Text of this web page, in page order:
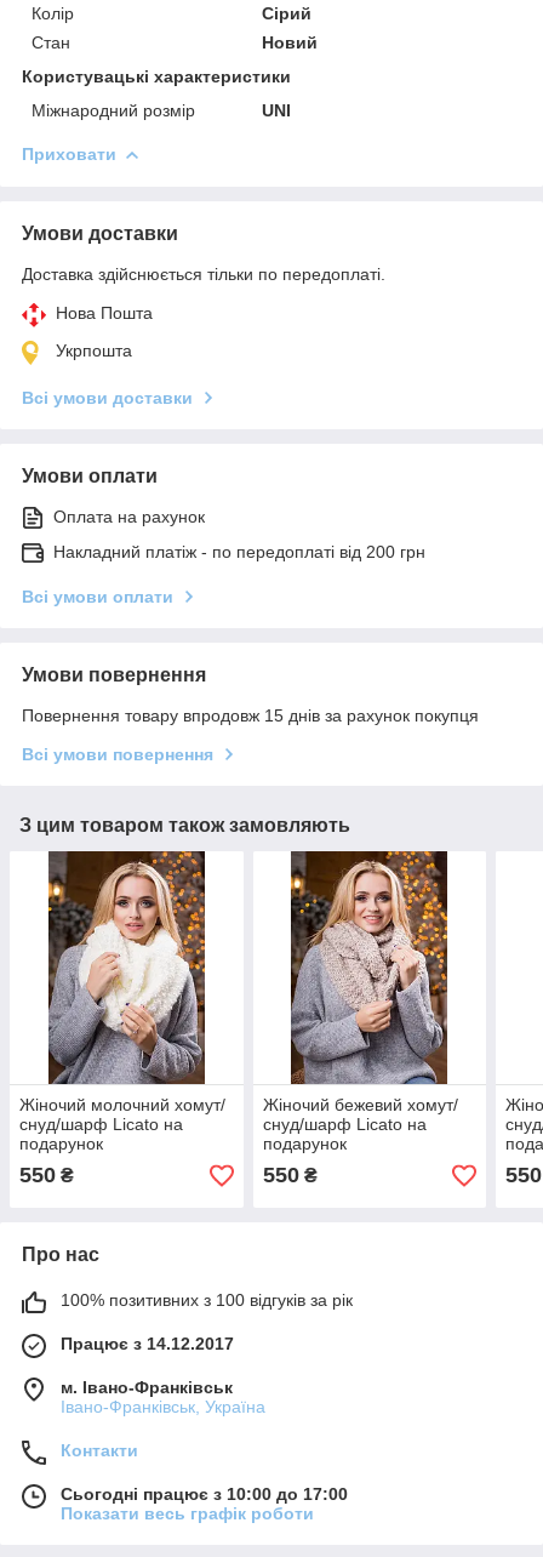
Колір
Сірий
Стан
Новий
Користувацькi характеристики
Міжнародний розмір
UNI
Приховати
Умови доставки
Доставка здійснюється тільки по передоплаті.
Нова Пошта
Укрпошта
Всі умови доставки
Умови оплати
Оплата на рахунок
Накладний платіж - по передоплаті від 200 грн
Всі умови оплати
Умови повернення
Повернення товару впродовж 15 днів за рахунок покупця
Всі умови повернення
З цим товаром також замовляють
Жіночий молочний хомут/
снуд/шарф Licato на
подарунок
550 ₴
Жіночий бежевий хомут/
снуд/шарф Licato на
подарунок
550₴ 550
Про нас
100% позитивних з 100 відгуків за рік
Працює з 14.12.2017
м. Івано-Франківськ
Івано-Франківськ, Україна
Контакти
Сьогодні працює з 10:00 до 17:00
Показати весь графік роботи